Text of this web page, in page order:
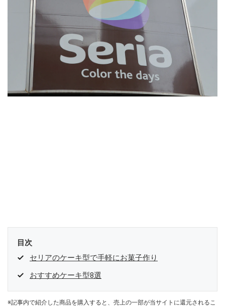
目次
セリアのケーキ型で手軽にお菓子作り
おすすめケーキ型8選
※記事内で紹介した商品を購入すると、売上の一部が当サイトに還元されるこ